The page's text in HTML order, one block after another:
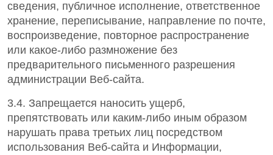
сведения, публичное исполнение, ответственное
хранение, переписывание, направление по почте,
воспроизведение, повторное распространение
или какое-либо размножение без
предварительного письменного разрешения
администрации Веб-сайта.
3.4. Запрещается наносить ущерб,
препятствовать или каким-либо иным образом
нарушать права третьих лиц посредством
использования Веб-сайта и Информации,